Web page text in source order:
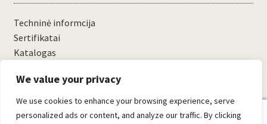
We value your privacy
We use cookies to enhance your browsing experience, serve
personalized ads or content, and analyze our traffic. By clicking
Techninė informcija
Sertifikatai
Katalogas
....
0